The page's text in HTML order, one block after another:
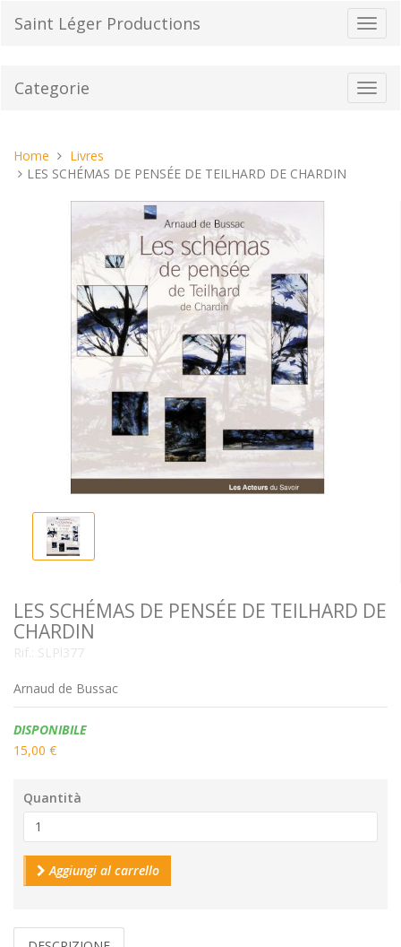
Saint Léger Productions
Categorie
Tu
sei
Home
Livres
LES SCHÉMAS DE PENSÉE DE TEILHARD DE CHARDIN
LES SCHÉMAS DE PENSÉE DE TEILHARD DE
CHARDIN
Rif.: SLPl377
Arnaud de Bussac
Disponibilità:
DISPONIBILE
15,00 €
Quantità
Aggiungi al carrello